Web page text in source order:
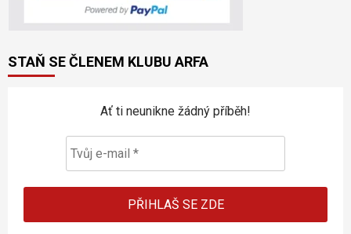
STAŇ SE ČLENEM KLUBU ARFA
Ať ti neunikne žádný příběh!